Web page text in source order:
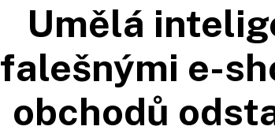
Umělá
falešnými e-
obchodů